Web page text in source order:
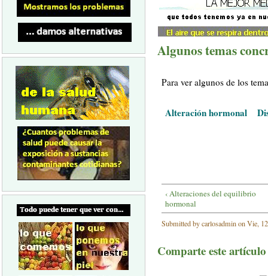
Algunos temas
Para ver algunos de los
Alteración hormonal
‹ Alteraciones del equilibrio
hormonal
Submitted by carlosadmin on Vie,
Comparte este artículo